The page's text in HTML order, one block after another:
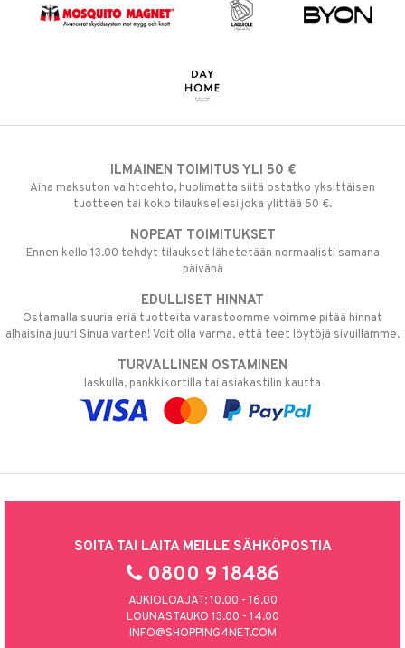
ILMAINEN TOIMITUS YLI 50 €
Aina maksuton vaihtoehto, huolimatta siitä ostatko yksittäisen
tuotteen tai koko tilauksellesi joka ylittää 50 €.
NOPEAT TOIMITUKSET
Ennen kello 13.00 tehdyt tilaukset lähetetään normaalisti samana
päivänä
EDULLISET HINNAT
Ostamalla suuria eriä tuotteita varastoomme voimme pitää hinnat
alhaisina juuri Sinua varten! Voit olla varma, että teet löytöjä sivuillamme.
TURVALLINEN OSTAMINEN
laskulla, pankkikortilla tai asiakastilin kautta
SOITA TAI LAITA MEILLE SÄHKÖPOSTIA
0800 9 18486
AUKIOLOAJAT: 10.00 - 16.00
LOUNASTAUKO 13.00 - 14.00
INFO@SHOPPING4NET.COM